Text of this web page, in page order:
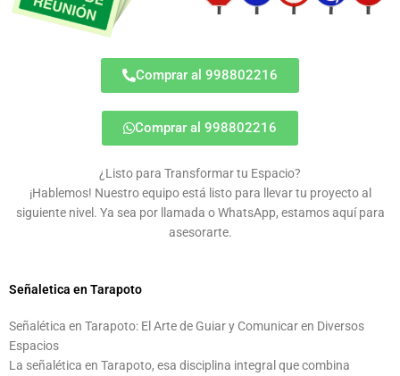
Comprar al 998802216
Comprar al 998802216
¿Listo para Transformar tu Espacio?
¡Hablemos! Nuestro equipo está listo para llevar tu proyecto al
siguiente nivel. Ya sea por llamada o WhatsApp, estamos aquí para
asesorarte.
Señaletica en Tarapoto
Señalética en Tarapoto: El Arte de Guiar y Comunicar en Diversos
Espacios
La señalética en Tarapoto, esa disciplina integral que combina